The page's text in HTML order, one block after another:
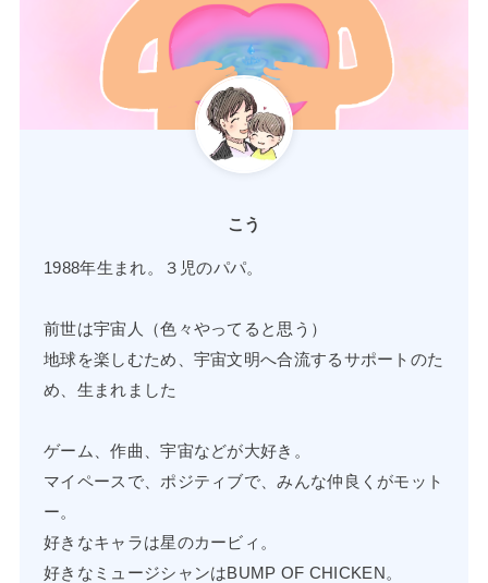
こう
1988年生まれ。３児のパパ。
前世は宇宙人（色々やってると思う）
地球を楽しむため、宇宙文明へ合流するサポートのた
め、生まれました
ゲーム、作曲、宇宙などが大好き。
マイペースで、ポジティブで、みんな仲良くがモット
ー。
好きなキャラは星のカービィ。
好きなミュージシャンはBUMP OF CHICKEN。